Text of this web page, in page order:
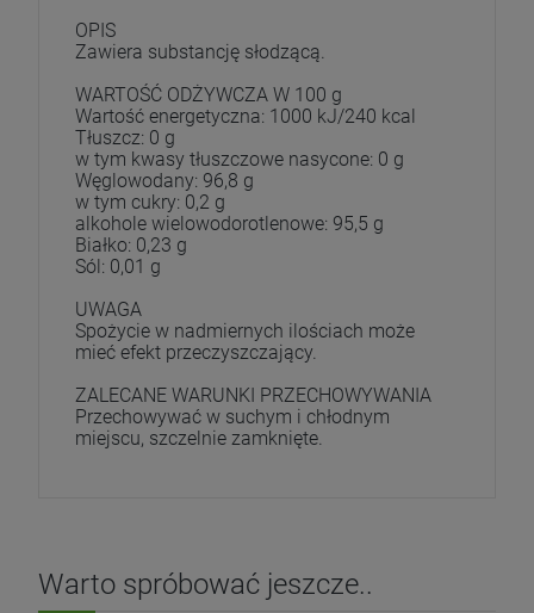
OPIS
Zawiera substancję słodzącą.
WARTOŚĆ ODŻYWCZA W 100 g
Wartość energetyczna: 1000 kJ/240 kcal
Tłuszcz: 0 g
w tym kwasy tłuszczowe nasycone: 0 g
Węglowodany: 96,8 g
w tym cukry: 0,2 g
alkohole wielowodorotlenowe: 95,5 g
Białko: 0,23 g
Sól: 0,01 g
UWAGA
Spożycie w nadmiernych ilościach może
mieć efekt przeczyszczający.
ZALECANE WARUNKI PRZECHOWYWANIA
Przechowywać w suchym i chłodnym
miejscu, szczelnie zamknięte.
Warto spróbować jeszcze..